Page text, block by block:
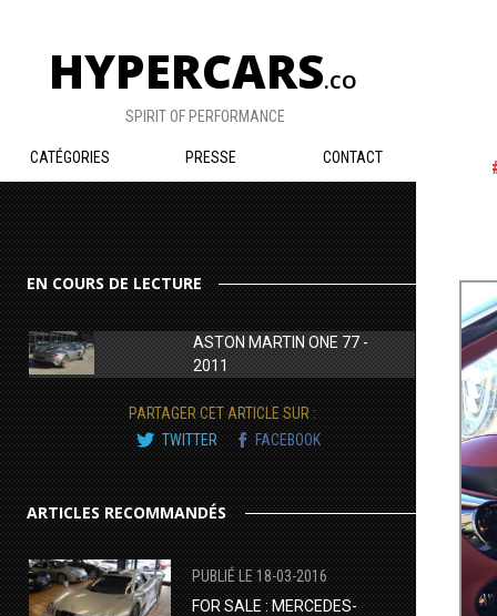
HYPERCARS.CO
SPIRIT OF PERFORMANCE
CATÉGORIES PRESSE CONTACT
EN COURS DE LECTURE
ASTON MARTIN ONE 77 -
2011
PARTAGER CET ARTICLE SUR :
TWITTER
FACEBOOK
ARTICLES RECOMMANDÉS
PUBLIÉ LE 18-03-2016
FOR SALE : MERCEDES-